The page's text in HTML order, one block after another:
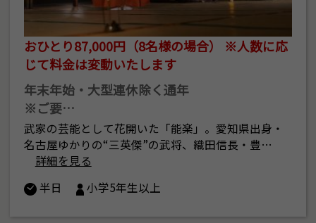
おひとり87,000円（8名様の場合） ※人数に応
じて料金は変動いたします
年末年始・大型連休除く通年
※ご要…
武家の芸能として花開いた「能楽」。愛知県出身・
名古屋ゆかりの“三英傑”の武将、織田信長・豊…
詳細を見る
半日
小学5年生以上